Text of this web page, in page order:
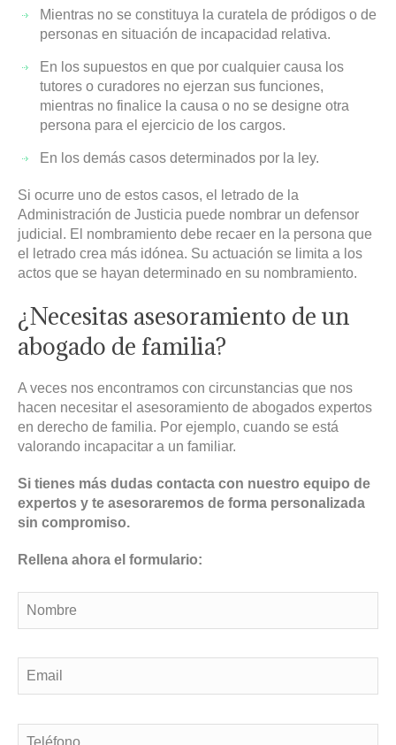
Mientras no se constituya la curatela de pródigos o de
personas en situación de incapacidad relativa.
En los supuestos en que por cualquier causa los
tutores o curadores no ejerzan sus funciones,
mientras no finalice la causa o no se designe otra
persona para el ejercicio de los cargos.
En los demás casos determinados por la ley.
Si ocurre uno de estos casos, el letrado de la
Administración de Justicia puede nombrar un defensor
judicial. El nombramiento debe recaer en la persona que
el letrado crea más idónea. Su actuación se limita a los
actos que se hayan determinado en su nombramiento.
¿Necesitas asesoramiento de un
abogado de familia?
A veces nos encontramos con circunstancias que nos
hacen necesitar el asesoramiento de abogados expertos
en derecho de familia. Por ejemplo, cuando se está
valorando incapacitar a un familiar.
Si tienes más dudas contacta con nuestro equipo de
expertos y te asesoraremos de forma personalizada
sin compromiso.
Rellena ahora el formulario: